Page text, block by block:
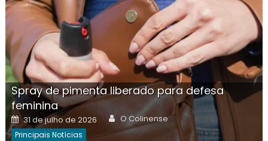
Spray de pimenta liberado para defesa
feminina
Posted
on
31 de julho de 2026 Author
O Colinense
Principais Notícias